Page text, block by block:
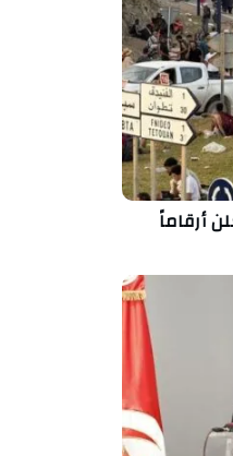
أرقاماً